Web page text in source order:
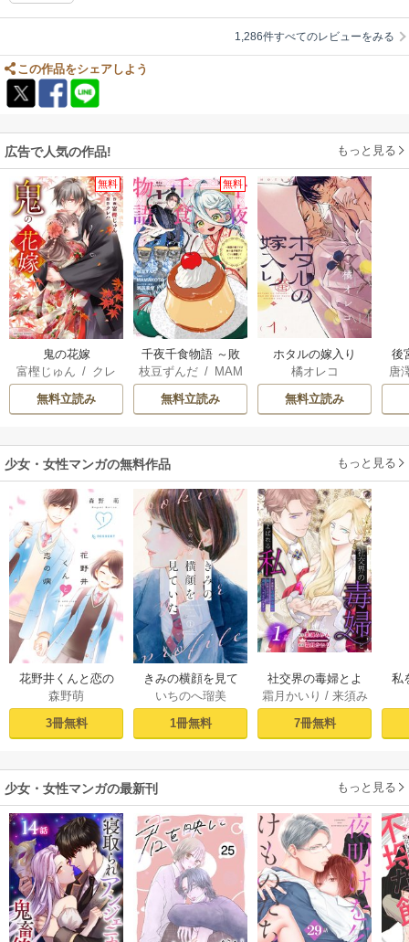
1,286件すべてのレビューをみる
この作品をシェアしよう
広告で人気の作品! もっと見る
無料
鬼の花嫁
富樫じゅん / クレ
ハ
無料立読み
無料
千夜千食物語 ～敗
国の姫ですが氷の
皇子殿下がどうも
溺愛してくれてい
枝豆ずんだ/ MAM
AKOTO
/ 鴉羽凛燈
無料立読み
ホタルの嫁入り
橘オレコ
無料立読み
後
は
唐
少女・女性マンガの無料作品 もっと見る
花野井くんと恋の
病（１）
森野萌
3冊無料
きみの横顔を見て
いた（１）
いちのへ瑠美
1冊無料
社交界の毒婦とよ
ばれる私～素敵な
辺境伯令息に腕を
折られたので、責
す～［ばら売り］
霜月かいり / 来須み
かん
7冊無料
私
少女・女性マンガの最新刊 もっと見る